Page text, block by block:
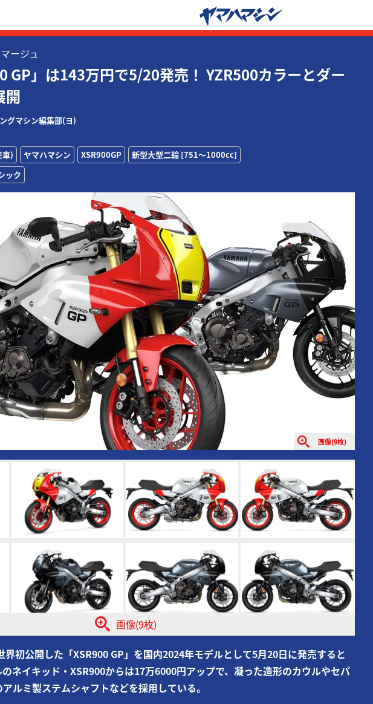
ージュ
GP」は143万円で5/20発売！ YZR500カラーとダー
開
グマシン編集部(ヨ)
車) ヤマハマシン XSR900GP
新型大型二輪 [751〜1000cc]
ック
画像(9枚)
画像(9枚)
界初公開した「XSR900 GP」を国内2024年モデルとして5月20日に発売すると
ネイキッド・XSR900からは17万6000円アップで、凝った造形のカウルやセパ
ルミ製ステムシャフトなどを採用している。